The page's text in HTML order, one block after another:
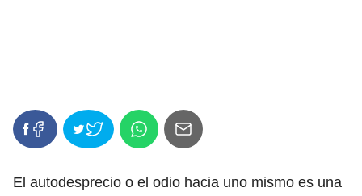
El autodesprecio o el odio hacia uno mismo es una